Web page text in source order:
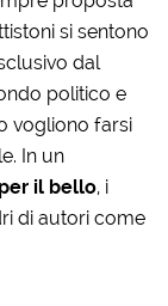
si sentono
dal
politico e
vogliono farsi
In un
il bello, i
di autori come